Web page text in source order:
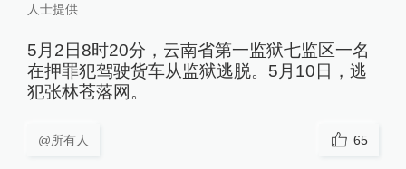
人士提供
5月2日8时20分，云南省第一监狱七监区一名
在押罪犯驾驶货车从监狱逃脱。5月10日，逃
犯张林苍落网。
@所有人 65